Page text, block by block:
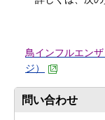
鳥インフルエン
ジ）
問い合わせ